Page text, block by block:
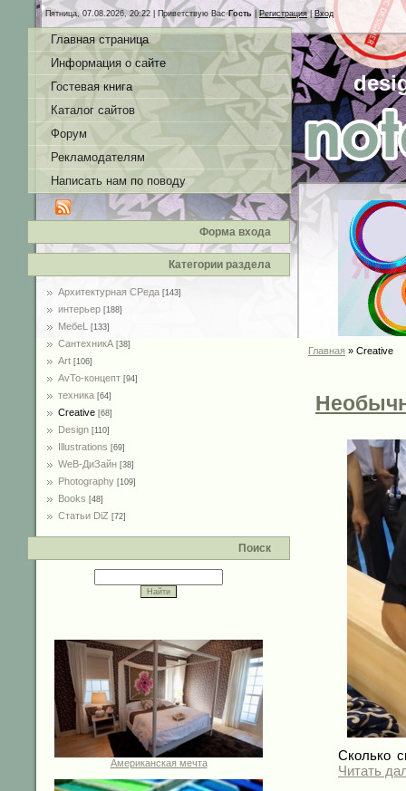
Пятница, 07.08.2026, 20:22 | Приветствую Вас Гость Регистрация| Вход
Главная страница
Информация о сайте
Гостевая книга
Каталог сайтов
Форум
Рекламодателям
Написать нам по поводу
Форма входа
Категории раздела
Архитектурная СРеда [143]
интерьер [188]
MебеL [133]
СантехникА [38]
Art [106]
AvTo-концепт [94]
техника [64]
Creative [68]
Design [110]
Illustrations [69]
WeB-ДиЗайн [38]
Photography [109]
Books [48]
Статьи DiZ [72]
Поиск
Американская мечта
Главная » Creative
Сколько
Читать